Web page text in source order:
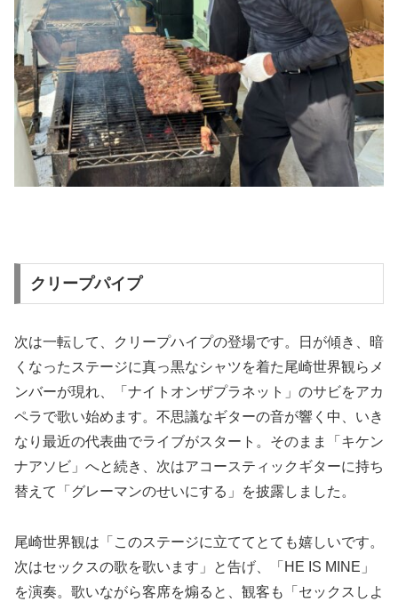
クリープパイプ
次は一転して、クリープハイプの登場です。日が傾き、暗
くなったステージに真っ黒なシャツを着た尾崎世界観らメ
ンバーが現れ、「ナイトオンザプラネット」のサビをアカ
ペラで歌い始めます。不思議なギターの音が響く中、いき
なり最近の代表曲でライブがスタート。そのまま「キケン
ナアソビ」へと続き、次はアコースティックギターに持ち
替えて「グレーマンのせいにする」を披露しました。
尾崎世界観は「このステージに立ててとても嬉しいです。
次はセックスの歌を歌います」と告げ、「HE IS MINE」
を演奏。歌いながら客席を煽ると、観客も「セックスしよ